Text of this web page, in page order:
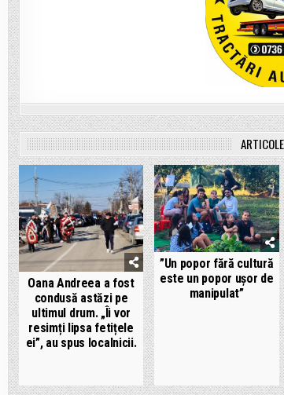
Oana Andreea a fost
condusă astăzi pe
ultimul drum. „Îi vor
resimți lipsa fetițele
ei”, au spus localnicii.
”Un popor fără cultură
este un popor ușor de
manipulat”